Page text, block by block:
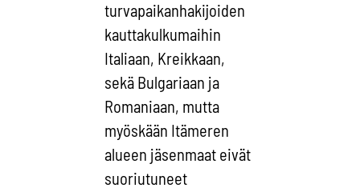
turvapaikanhakijoiden
kauttakulkumaihin
Italiaan, Kreikkaan,
sekä Bulgariaan ja
Romaniaan, mutta
myöskään Itämeren
alueen jäsenmaat eivät
suoriutuneet